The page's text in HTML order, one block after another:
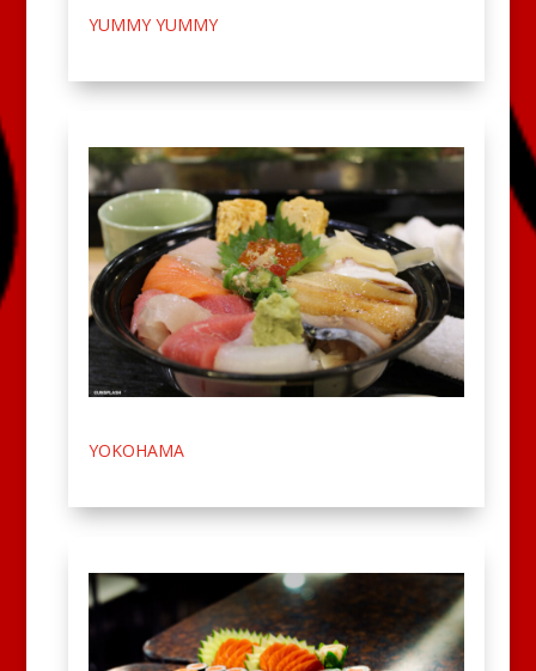
YUMMY YUMMY
YOKOHAMA